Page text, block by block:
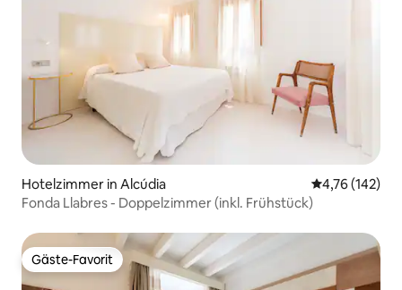
Hotelzimmer in Alcúdia
4,76 (142)
Fonda Llabres - Doppelzimmer (inkl. Frühstück)
Gäste-Favorit
Gäste-Favorit